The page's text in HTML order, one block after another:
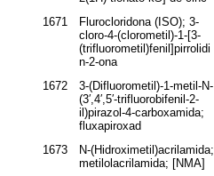
1671
Flurocloridona (ISO); 3-
cloro-4-(clorometil)-1-[3-
(trifluorometil)fenil]pirrolidi
n-2-ona
1672 3-(Difluorometil)-1-metil-N-
(3′,4′,5′-trifluorobifenil-2-
il)pirazol-4-carboxamida;
fluxapiroxad
1673
N-(Hidroximetil)acrilamida;
metilolacrilamida; [NMA]